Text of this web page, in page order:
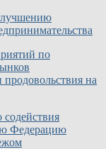
по
продовольствия на
Федерацию